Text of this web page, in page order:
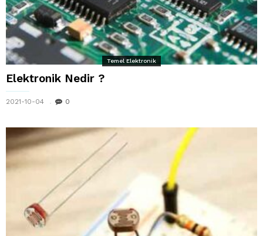
Temel Elektronik
Elektronik Nedir ?
2021-10-04 0